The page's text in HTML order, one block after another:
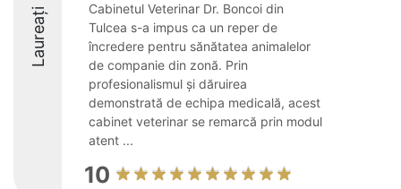
Laureați
Cabinetul Veterinar Dr. Boncoi din
Tulcea s-a impus ca un reper de
încredere pentru sănătatea animalelor
de companie din zonă. Prin
profesionalismul și dăruirea
demonstrată de echipa medicală, acest
cabinet veterinar se remarcă prin modul
atent ...
10